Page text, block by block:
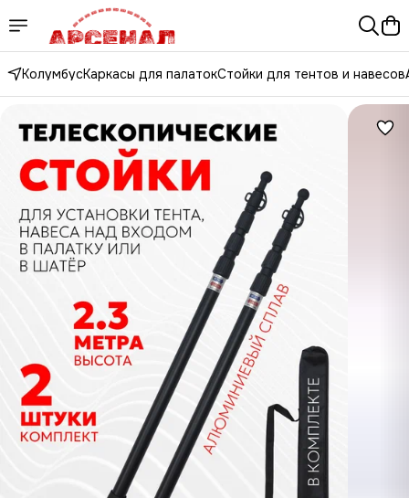
КолумбусКаркасы для палатокСтойки для тентов и навесов